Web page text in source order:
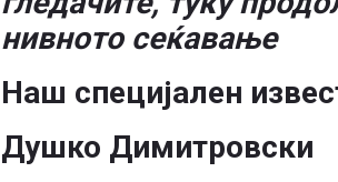
нивното сеќавање
Наш специјален
Душко Димитровски